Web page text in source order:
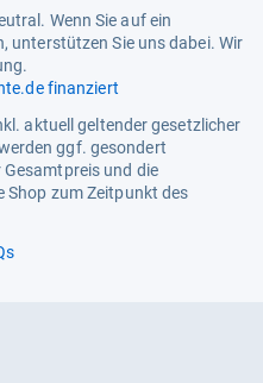
Wenn Sie auf ein
unterstützen Sie uns dabei. Wir
finanziert
aktuell geltender gesetzlicher
ggf. gesondert
und die
Shop zum Zeitpunkt des